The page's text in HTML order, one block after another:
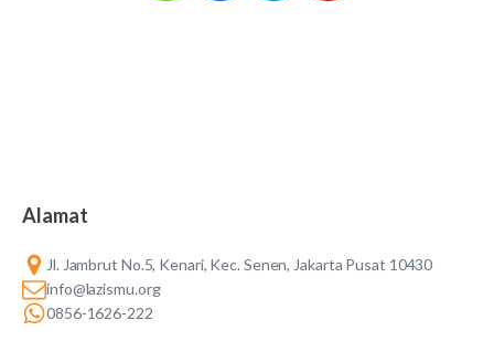
Alamat
Jl. Jambrut No.5, Kenari, Kec. Senen, Jakarta Pusat 10430
info@lazismu.org
0856-1626-222